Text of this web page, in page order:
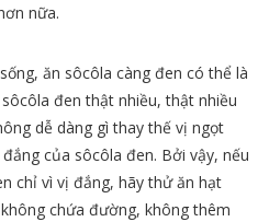
nữa.
ăn sôcôla càng đen có thể là
đen thật nhiều, thật nhiều
dễ dàng gì thay thế vị ngọt
của sôcôla đen. Bởi vậy, nếu
chỉ vì vị đắng, hãy thử ăn hạt
chứa đường, không thêm